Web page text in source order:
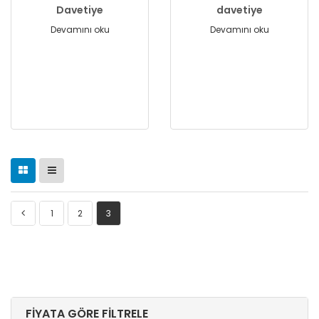
FIYATA GÖRE FILTRELE
Davetiye
Devamını oku
davetiye
Devamını oku
1 2 3